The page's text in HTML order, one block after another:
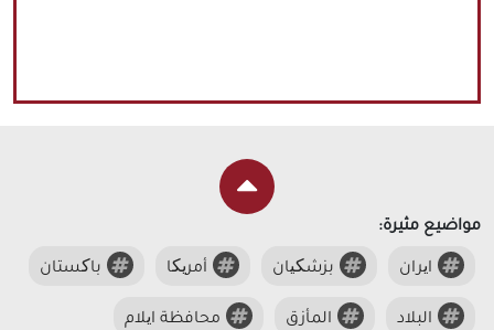
مواضيع مثيرة:
ایران بزشکیان أمریکا باکستان
البلاد المأزق محافظة ایلام